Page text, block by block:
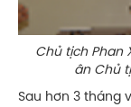
Chủ tịch Phan
ân Chủ
Sau hơn 3 tháng